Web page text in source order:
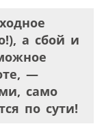
а сбой и
—
само
по сути!